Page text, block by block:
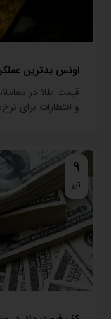
اونس بدترین عملکرد فصلی ۱۳ سال
قیمت طلا در
و انتظارات برای
9
تیر